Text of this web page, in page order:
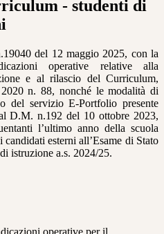
- studenti di
del 12 maggio 2025, con la
operative relative alla
e al rilascio del Curriculum,
n. 88, nonché le modalità di
del servizio E-Portfolio presente
D.M. n.192 del 10 ottobre 2023,
l’ultimo anno della scuola
esterni all’Esame di Stato
istruzione a.s. 2024/25.
operative per il